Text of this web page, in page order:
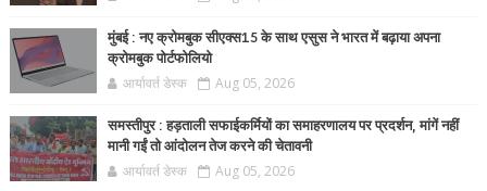
मुंबई : नए क्रोमबुक सीएक्स15 के साथ एसुस ने भारत में बढ़ाया अपना
क्रोमबुक पोर्टफोलियो
आर्यावर्त डेस्क Aug 05, 2026
समस्तीपुर : हड़ताली सफाईकर्मियों का समाहरणालय पर प्रदर्शन, मांगें नहीं
मानी गईं तो आंदोलन तेज करने की चेतावनी
आर्यावर्त डेस्क Aug 05, 2026